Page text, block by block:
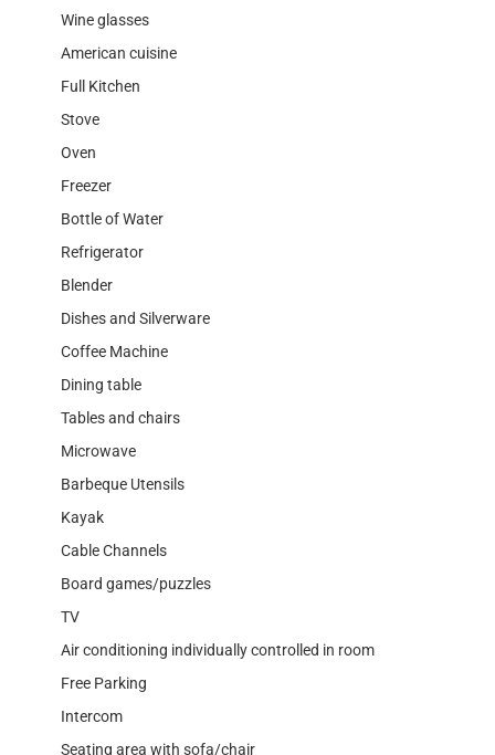
Wine glasses
American cuisine
Full Kitchen
Stove
Oven
Freezer
Bottle of Water
Refrigerator
Blender
Dishes and Silverware
Coffee Machine
Dining table
Tables and chairs
Microwave
Barbeque Utensils
Kayak
Cable Channels
Board games/puzzles
TV
Air conditioning individually controlled in room
Free Parking
Intercom
Seating area with sofa/chair